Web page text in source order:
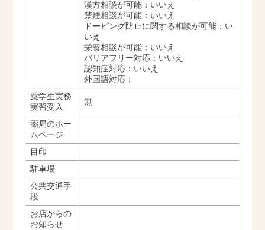
漢方相談が可能：いいえ
禁煙相談が可能：いいえ
ドーピング防止に関する相談が可能：い
いえ
栄養相談が可能：いいえ
バリアフリー対応：いいえ
認知症対応：いいえ
外国語対応：
薬学生実務
実習受入
無
薬局のホー
ムページ
目印
駐車場
公共交通手
段
お店からの
お知らせ